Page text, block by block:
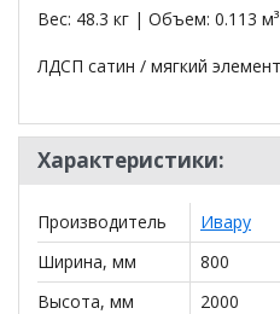
Вес: 48.3 кг | Объем: 0.113 м³
ЛДСП сатин / мягкий
*Дополнительную
Прихожая Ольга Сатин 1
менеджера по телефону
**Цены на официальном
действительны только для
могут отличаться от цен в
салонах сети!
Характеристики:
Производитель
Ивару
Ширина, мм
800
Высота, мм
2000